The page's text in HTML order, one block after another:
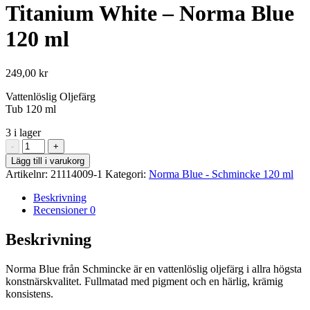
Titanium White – Norma Blue
120 ml
249,00 kr
Vattenlöslig Oljefärg
Tub 120 ml
3 i lager
-
Titanium
White
-
Norma
Blue
120
mängd
+
Lägg till i varukorg
Artikelnr: 21114009-1 Kategori: Norma Blue - Schmincke 120 ml
Beskrivning
Recensioner0
Beskrivning
Norma Blue från Schmincke är en vattenlöslig oljefärg i allra högsta
konstnärskvalitet. Fullmatad med pigment och en härlig, krämig
konsistens.